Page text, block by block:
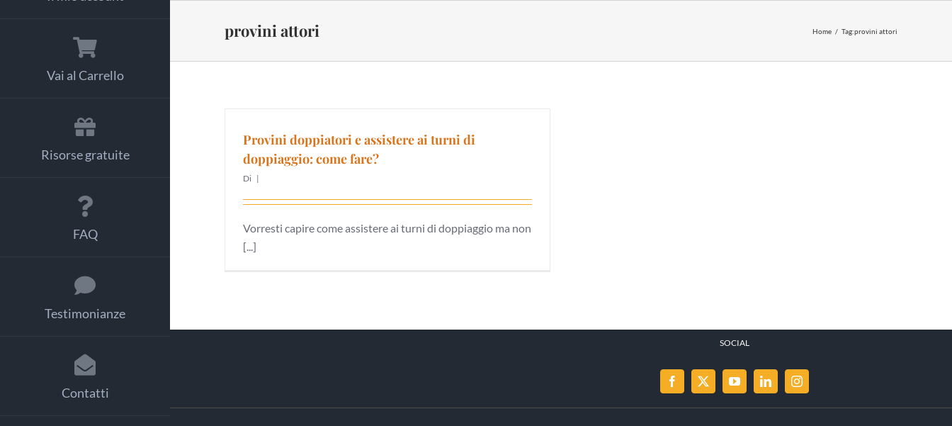
Vai al Carrello
Risorse gratuite
FAQ
Testimonianze
Contatti
provini attori Home Tag:provini attori
Provini doppiatori e assistere ai turni di
doppiaggio: come fare?
Di |
Vorresti capire come assistere ai turni di doppiaggio ma non
[...]
SOCIAL